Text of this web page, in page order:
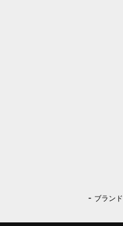
ブランド